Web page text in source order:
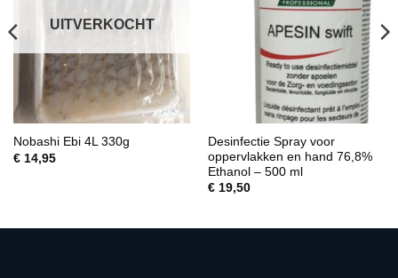
UITVERKOCHT
Nobashi Ebi 4L 330g
€14,95
Desinfectie Spray voor
oppervlakken en hand 76,8%
Ethanol – 500 ml
€19,50